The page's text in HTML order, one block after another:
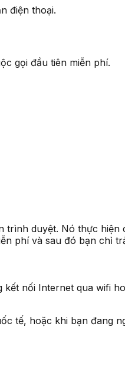
điện thoại.
gọi đầu tiên miễn phí.
duyệt. Nó thực
phí và sau đó bạn chỉ
nối Internet qua wifi
tế, hoặc khi bạn